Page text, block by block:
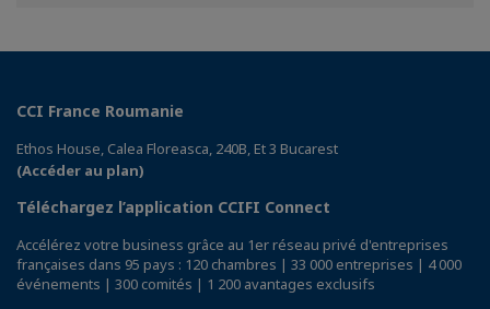
CCI France Roumanie
Ethos House, Calea Floreasca, 240B, Et 3 Bucarest
(Accéder au plan)
Téléchargez l’application CCIFI Connect
Accélérez votre business grâce au 1er réseau privé d'entreprises
françaises dans 95 pays : 120 chambres | 33 000 entreprises | 4 000
événements | 300 comités | 1 200 avantages exclusifs